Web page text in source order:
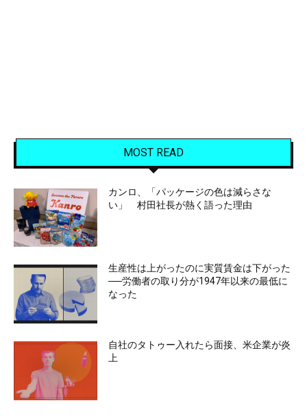
MOST READ
カンロ、「パッケージの色は減らさな
い」 村田社長が熱く語った理由
生産性は上がったのに実質賃金は下がった
──労働者の取り分が1947年以来の最低に
なった
自社のタトゥー入れたら面接、米企業が炎
上